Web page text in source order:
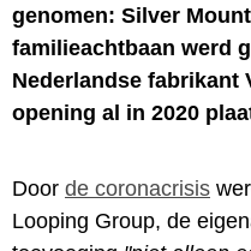
genomen: Silver
familieachtbaan werd
Nederlandse fabrikant
opening al in 2020
Door de coronacrisis
Looping Group, de